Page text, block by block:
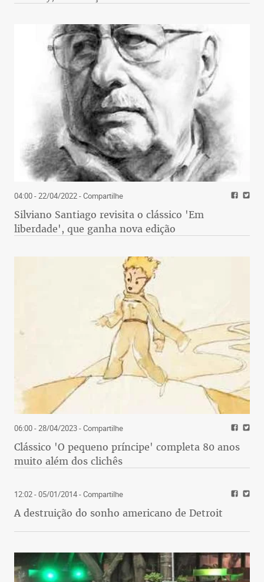
04:00 - 22/04/2022- Compartilhe
Silviano Santiago revisita o clássico 'Em
liberdade', que ganha nova edição
06:00 - 28/04/2023- Compartilhe
Clássico 'O pequeno príncipe' completa 80 anos
muito além dos clichês
12:02 - 05/01/2014- Compartilhe
A destruição do sonho americano de Detroit